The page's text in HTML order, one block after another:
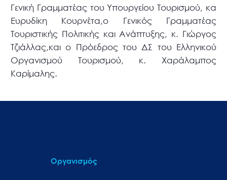
Γενική Γραμματέας του Υπουργείου Τουρισμού, κα
Ευρυδίκη Κουρνέτα,ο Γενικός Γραμματέας
Τουριστικής Πολιτικής και Ανάπτυξης, κ. Γιώργος
Τζιάλλας,και ο Πρόεδρος του ΔΣ του Ελληνικού
Οργανισμού Τουρισμού, κ. Χαράλαμπος
Καρίμαλης.
Οργανισμός